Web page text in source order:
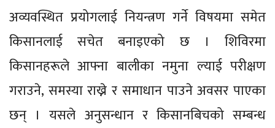
अव्यवस्थित प्रयोगलाई नियन्त्रण गर्ने विषयमा समेत
किसानलाई सचेत बनाइएको छ । शिविरमा
किसानहरूले आफ्ना बालीका नमुना ल्याई परीक्षण
गराउने, समस्या राख्ने र समाधान पाउने अवसर पाएका
छन् । यसले अनुसन्धान र किसानबिचको सम्बन्ध